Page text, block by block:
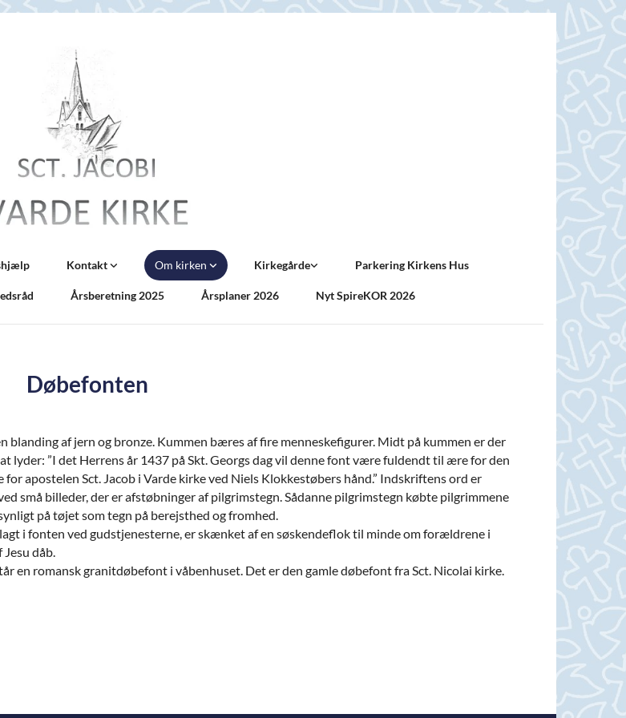
Kontakt Om kirken Kirkegårde Parkering Kirkens Hus
Årsberetning 2025 Årsplaner 2026 Nyt SpireKOR 2026
Døbefonten
blanding af jern og bronze. Kummen bæres af fire menneskefigurer. Midt på kummen er der
lyder: ”I det Herrens år 1437 på Skt. Georgs dag vil denne font være fuldendt til ære for den
apostelen Sct. Jacob i Varde kirke ved Niels Klokkestøbers hånd.” Indskriftens ord er
små billeder, der er afstøbninger af pilgrimstegn. Sådanne pilgrimstegn købte pilgrimmene
på tøjet som tegn på berejsthed og fromhed.
i fonten ved gudstjenesterne, er skænket af en søskendeflok til minde om forældrene i
dåb.
en romansk granitdøbefont i våbenhuset. Det er den gamle døbefont fra Sct. Nicolai kirke.